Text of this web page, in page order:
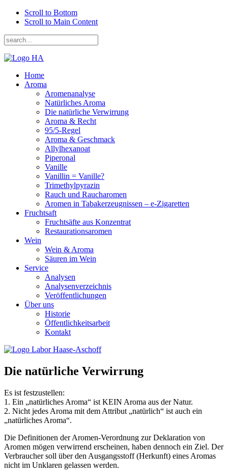
Scroll to Bottom
Scroll to Main Content
Home
Aroma
Aromenanalyse
Natürliches Aroma
Die natürliche Verwirrung
Aroma & Recht
95/5-Regel
Aroma & Geschmack
Allylhexanoat
Piperonal
Vanille
Vanillin = Vanille?
Trimethylpyrazin
Rauch und Raucharomen
Aromen in Tabakerzeugnissen – e-Zigaretten
Fruchtsaft
Fruchtsäfte aus Konzentrat
Restaurationsaromen
Wein
Wein & Aroma
Säuren im Wein
Service
Analysen
Analysenverzeichnis
Veröffentlichungen
Über uns
Historie
Öffentlichkeitsarbeit
Kontakt
Die natürliche Verwirrung
Es ist festzustellen:
1. Ein „natürliches Aroma“ ist KEIN Aroma aus der Natur.
2. Nicht jedes Aroma mit dem Attribut „natürlich“ ist auch ein
„natürliches Aroma“.
Die Definitionen der Aromen-Verordnung zur Deklaration von
Aromen mögen verwirrend erscheinen, haben dennoch ein Ziel. Der
Verbraucher soll über den Ausgangsstoff (Herkunft) eines Aromas
nicht im Unklaren gelassen werden.